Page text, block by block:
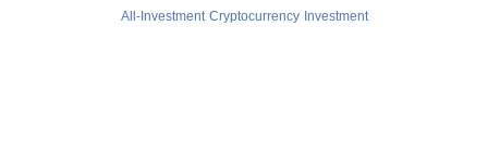
All-Investment Cryptocurrency Investment